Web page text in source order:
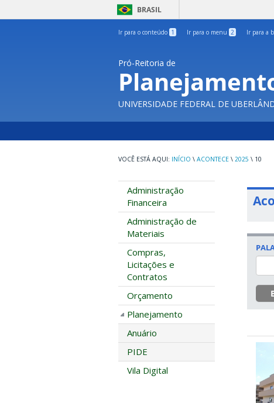
BRASIL
Ir para o conteúdo 1 Ir para o menu 2 Ir para a
Pró-Reitoria de
UNIVERSIDADE FEDERAL DE
INÍCIO \ ACONTECE \ 2025 \ 10
Administração
Financeira
Administração de
Materiais
Compras,
Licitações e
Contratos
Orçamento
Planejamento
Anuário
PIDE
Vila Digital